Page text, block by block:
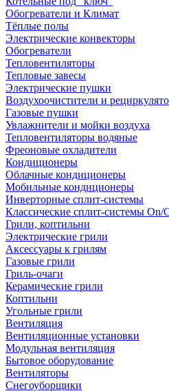
Обогреватели и Климат
Тёплые полы
Электрические конвекторы
Обогреватели
Тепловентиляторы
Тепловые завесы
Электрические пушки
Воздухоочистители и
Газовые пушки
Увлажнители и мойки воздуха
Тепловентиляторы водяные
Фреоновые охладители
Кондиционеры
Облачные кондиционеры
Мобильные кондиционеры
Инверторные сплит-системы
Классические сплит-системы On/
Грили, коптильни
Электрические грили
Аксессуары к грилям
Газовые грили
Гриль-очаги
Керамические грили
Коптильни
Угольные грили
Вентиляция
Вентиляционные установки
Модульная вентиляция
Бытовое оборудование
Вентиляторы
Снегоуборщики